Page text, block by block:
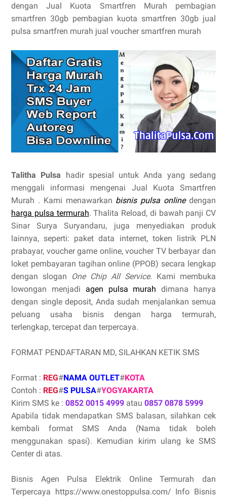
dengan Jual Kuota Smartfren Murah pembagian
smartfren 30gb pembagian kuota smartfren 30gb jual
pulsa smartfren murah jual voucher smartfren murah
Talitha Pulsa hadir spesial untuk Anda yang sedang
menggali informasi mengenai Jual Kuota Smartfren
Murah . Kami menawarkan bisnis pulsa onlinedengan
harga pulsa termurah. Thalita Reload, di bawah panji CV
Sinar Surya Suryandaru, juga menyediakan produk
lainnya, seperti: paket data internet, token listrik PLN
prabayar, voucher game online, voucher TV berbayar dan
loket pembayaran tagihan online (PPOB) secara lengkap
dengan slogan
One Chip All Service. Kami membuka
lowongan menjadi agen pulsa murah dimana hanya
dengan single deposit, Anda sudah menjalankan semua
peluang usaha bisnis dengan harga termurah,
terlengkap, tercepat dan terpercaya.
FORMAT PENDAFTARAN MD, SILAHKAN KETIK SMS
Format : REG#NAMA OUTLET#KOTA
Contoh : REG#S PULSA#YOGYAKARTA
Kirim SMS ke : 0852 0015 4999 atau 0857 0878 5999
Apabila tidak mendapatkan SMS balasan, silahkan cek
kembali format SMS Anda (Nama tidak boleh
menggunakan spasi). Kemudian kirim ulang ke SMS
Center di atas.
Bisnis Agen Pulsa Elektrik Online Termurah dan
Terpercaya https://www.onestoppulsa.com/ Info Bisnis